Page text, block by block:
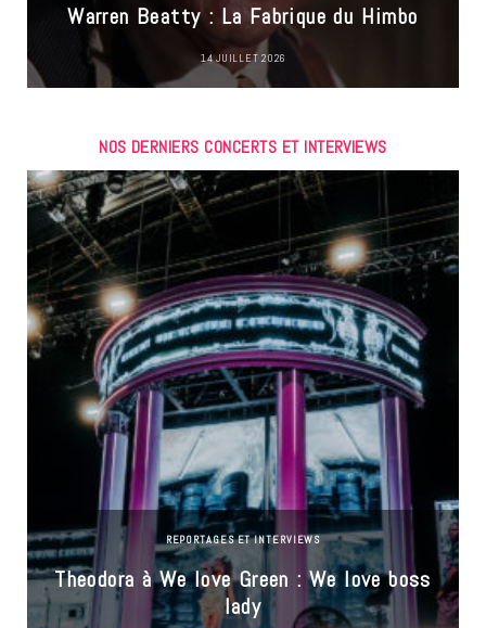
Warren Beatty : La Fabrique du Himbo
14 JUILLET 2026
NOS DERNIERS CONCERTS ET INTERVIEWS
REPORTAGES ET INTERVIEWS
Theodora à We love Green : We love boss
lady